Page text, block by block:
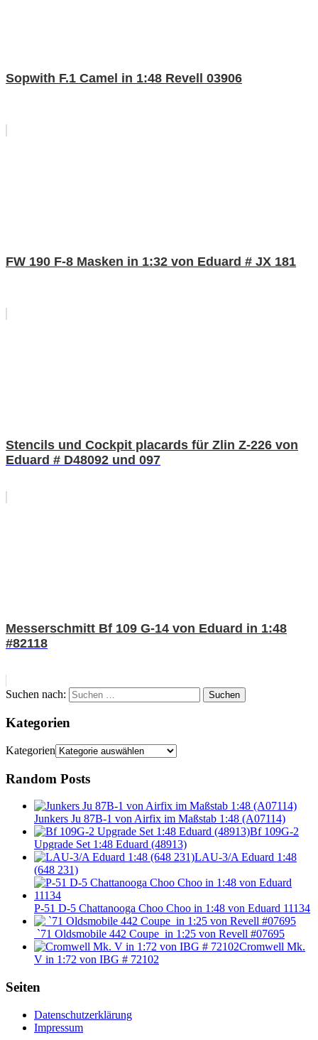
Sopwith F.1 Camel in 1:48 Revell 03906
FW 190 F-8 Masken in 1:32 von Eduard # JX 181
Stencils und Cockpit placards für Zlin Z-226 von
Eduard # D48092 und 097
Messerschmitt Bf 109 G-14 von Eduard in 1:48
#82118
Suchen nach: Suchen
Kategorien
Kategorien
Random Posts
Junkers Ju 87B-1 von Airfix im Maßstab 1:48 (A07114)
Bf 109G-2
Upgrade Set 1:48 Eduard (48913)
LAU-3/A Eduard 1:48
(648 231)
P-51 D-5 Chattanooga Choo Choo in 1:48 von Eduard 11134
`71 Oldsmobile 442 Coupe in 1:25 von Revell #07695
Cromwell Mk.
V in 1:72 von IBG # 72102
Seiten
Datenschutzerklärung
Impressum